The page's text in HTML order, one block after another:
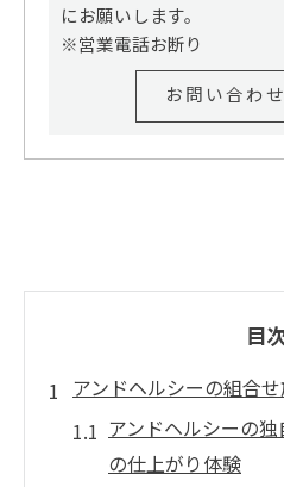
にお願いします。
※営業電話お断り
お問い合わ
目
アンドヘルシーの組合
アンドヘルシーの
の仕上がり体験